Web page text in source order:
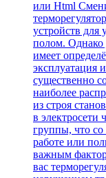
или Html
устройств для
полом. Однако
имеет
эксплуатация
существенно
наиболее
из строя
в электросети
группы, что
работе или
важным
вас